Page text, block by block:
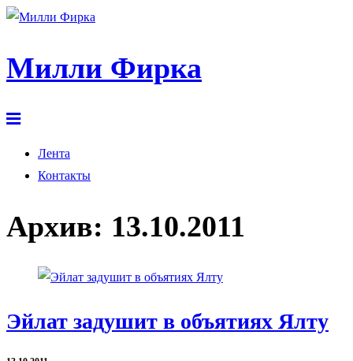
Милли Фирка
Лента
Контакты
Архив: 13.10.2011
Эйлат задушит в объятиях Ялту